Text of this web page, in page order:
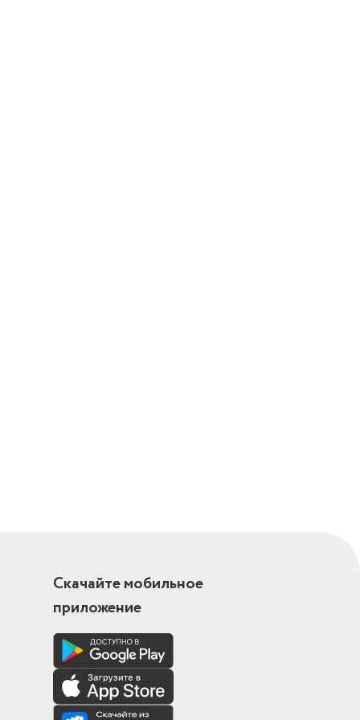
Скачайте мобильное
приложение